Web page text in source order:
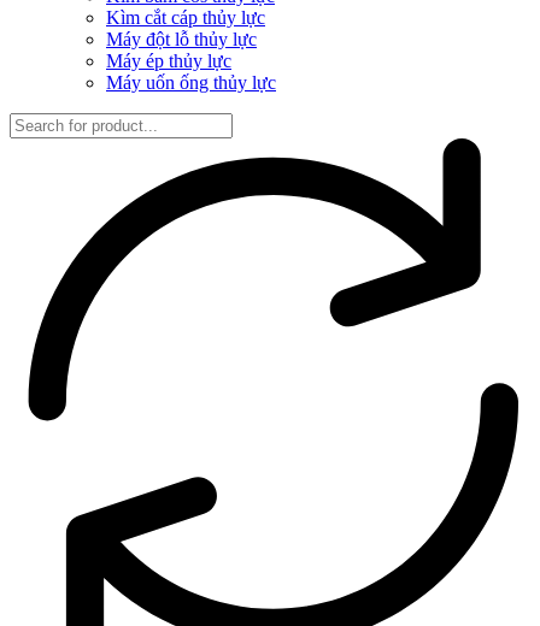
Kìm cắt cáp thủy lực
Máy đột lỗ thủy lực
Máy ép thủy lực
Máy uốn ống thủy lực